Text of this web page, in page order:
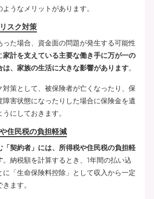
うなメリットがあります。
スク対策
った場合、資金面の問題が発生する可能性
家計を支えている主要な働き手に万が一の
は、家族の生活に大きな影響があります。
対策として、被保険者が亡くなったり、保
障害状態になったりした場合に保険金を遺
にしておきます。
住民税の負担軽減
「契約者」には、所得税や住民税の負担軽
。納税額を計算するとき、1年間の払い込
に「生命保険料控除」として収入から一定
ます。